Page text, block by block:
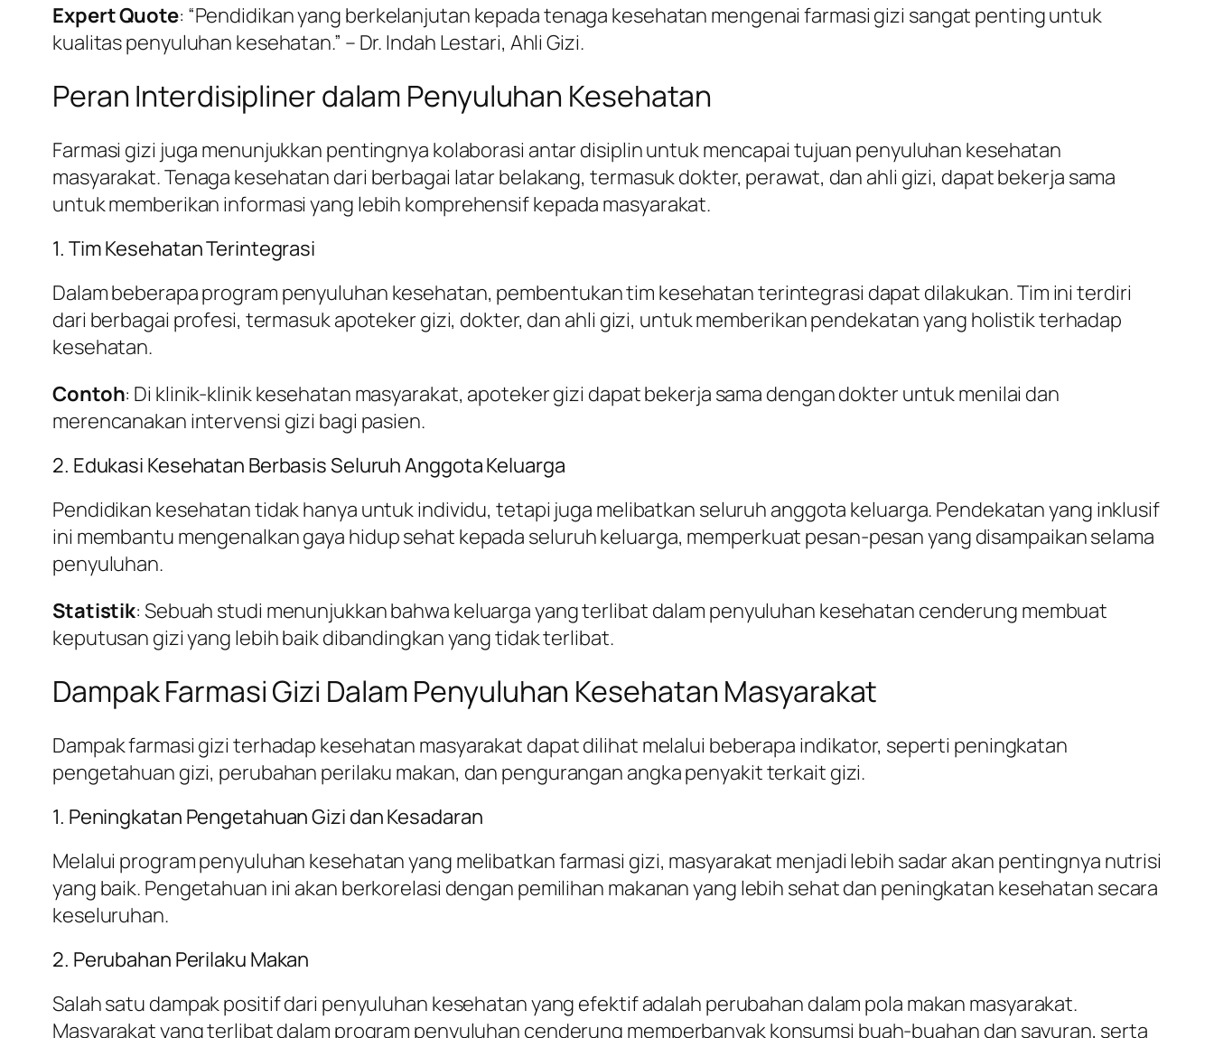
Expert Quote: “Pendidikan yang berkelanjutan kepada tenaga kesehatan mengenai farmasi gizi sangat penting untuk
kualitas penyuluhan kesehatan.” – Dr. Indah Lestari, Ahli Gizi.
Peran Interdisipliner dalam Penyuluhan Kesehatan
Farmasi gizi juga menunjukkan pentingnya kolaborasi antar disiplin untuk mencapai tujuan penyuluhan kesehatan
masyarakat. Tenaga kesehatan dari berbagai latar belakang, termasuk dokter, perawat, dan ahli gizi, dapat bekerja sama
untuk memberikan informasi yang lebih komprehensif kepada masyarakat.
1. Tim Kesehatan Terintegrasi
Dalam beberapa program penyuluhan kesehatan, pembentukan tim kesehatan terintegrasi dapat dilakukan. Tim ini terdiri
dari berbagai profesi, termasuk apoteker gizi, dokter, dan ahli gizi, untuk memberikan pendekatan yang holistik terhadap
kesehatan.
Contoh: Di klinik-klinik kesehatan masyarakat, apoteker gizi dapat bekerja sama dengan dokter untuk menilai dan
merencanakan intervensi gizi bagi pasien.
2. Edukasi Kesehatan Berbasis Seluruh Anggota Keluarga
Pendidikan kesehatan tidak hanya untuk individu, tetapi juga melibatkan seluruh anggota keluarga. Pendekatan yang inklusif
ini membantu mengenalkan gaya hidup sehat kepada seluruh keluarga, memperkuat pesan-pesan yang disampaikan selama
penyuluhan.
Statistik: Sebuah studi menunjukkan bahwa keluarga yang terlibat dalam penyuluhan kesehatan cenderung membuat
keputusan gizi yang lebih baik dibandingkan yang tidak terlibat.
Dampak Farmasi Gizi Dalam Penyuluhan Kesehatan Masyarakat
Dampak farmasi gizi terhadap kesehatan masyarakat dapat dilihat melalui beberapa indikator, seperti peningkatan
pengetahuan gizi, perubahan perilaku makan, dan pengurangan angka penyakit terkait gizi.
1. Peningkatan Pengetahuan Gizi dan Kesadaran
Melalui program penyuluhan kesehatan yang melibatkan farmasi gizi, masyarakat menjadi lebih sadar akan pentingnya nutrisi
yang baik. Pengetahuan ini akan berkorelasi dengan pemilihan makanan yang lebih sehat dan peningkatan kesehatan secara
keseluruhan.
2. Perubahan Perilaku Makan
Salah satu dampak positif dari penyuluhan kesehatan yang efektif adalah perubahan dalam pola makan masyarakat.
Masyarakat yang terlibat dalam program penyuluhan cenderung memperbanyak konsumsi buah-buahan dan sayuran, serta